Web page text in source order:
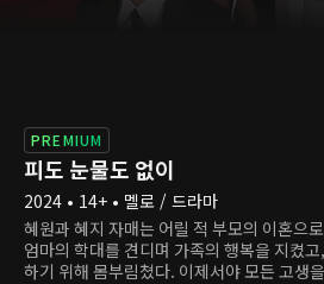
PREMIUM
피도 눈물도 없이
2024 • 14+ • 멜로 / 드라마
혜원과 혜지 자매는 어릴 적 부모의 이혼으
엄마의 학대를 견디며 가족의 행복을 지켰
하기 위해 몸부림쳤다. 이제서야 모든 고생